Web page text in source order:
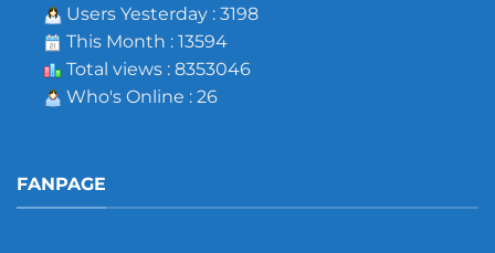
Users Yesterday : 3198
This Month : 13594
Total views : 8353046
Who's Online : 26
FANPAGE